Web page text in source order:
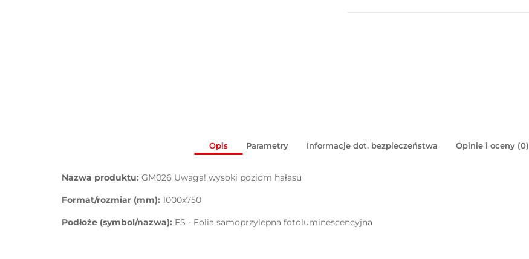
Opis Parametry Informacje dot. bezpieczeństwa Opinie i oceny (0)
Nazwa produktu: GM026 Uwaga! wysoki poziom hałasu
Format/rozmiar (mm): 1000x750
Podłoże (symbol/nazwa): FS - Folia samoprzylepna fotoluminescencyjna